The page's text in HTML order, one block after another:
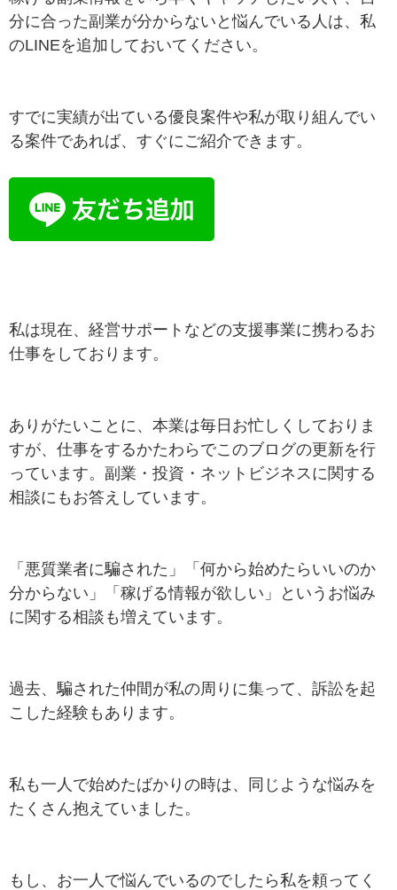
分に合った副業が分からないと悩んでいる人は、私
のLINEを追加しておいてください。
すでに実績が出ている優良案件や私が取り組んでい
る案件であれば、すぐにご紹介できます。
私は現在、経営サポートなどの支援事業に携わるお
仕事をしております。
ありがたいことに、本業は毎日お忙しくしておりま
すが、仕事をするかたわらでこのブログの更新を行
っています。副業・投資・ネットビジネスに関する
相談にもお答えしています。
「悪質業者に騙された」「何から始めたらいいのか
分からない」「稼げる情報が欲しい」というお悩み
に関する相談も増えています。
過去、騙された仲間が私の周りに集って、訴訟を起
こした経験もあります。
私も一人で始めたばかりの時は、同じような悩みを
たくさん抱えていました。
もし、お一人で悩んでいるのでしたら私を頼ってく